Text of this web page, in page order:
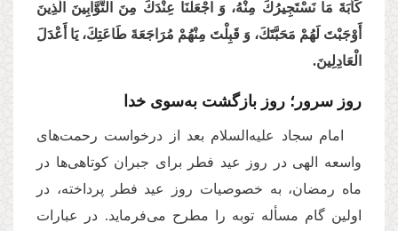
كَأْبَةَ مَا نَسْتَجِیرُكَ مِنْهُ، وَ اجْعَلْنَا عِنْدَكَ مِنَ التَّوَّابِینَ الَّذِینَ
أَوْجَبْتَ لَهُمْ مَحَبَّتَكَ، وَ قَبِلْتَ مِنْهُمْ مُرَاجَعَةَ طَاعَتِكَ، یَا أَعْدَلَ
الْعَادِلِینَ.
روز سرور؛ روز بازگشت به‌سوی خدا
امام سجاد علیه‌السلام بعد از درخواست رحمت‌های
واسعه الهی در روز عید فطر برای جبران کوتاهی‌ها در
ماه رمضان، به خصوصیات روز عید فطر پرداخته، در
اولین گام مسأله توبه را مطرح می‌فرماید. در عبارات